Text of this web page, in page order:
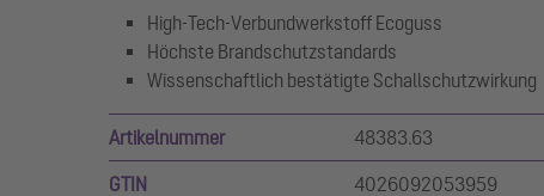
High-Tech-Verbundwerkstoff Ecoguss
Höchste Brandschutzstandards
Wissenschaftlich bestätigte Schallschutzwirkung
Artikelnummer 48383.63
GTIN 4026092053959